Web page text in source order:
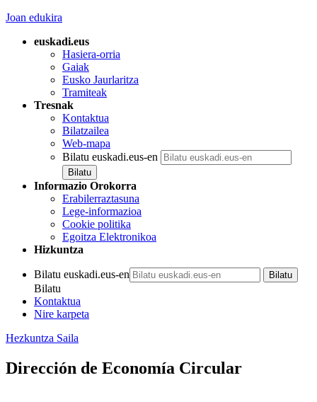
Joan edukira
euskadi.eus
Hasiera-orria
Gaiak
Eusko Jaurlaritza
Tramiteak
Tresnak
Kontaktua
Bilatzailea
Web-mapa
Bilatu euskadi.eus-en
Informazio Orokorra
Erabilerraztasuna
Lege-informazioa
Cookie politika
Egoitza Elektronikoa
Hizkuntza
Bilatu euskadi.eus-en
Bilatu
Kontaktua
Nire karpeta
Hezkuntza Saila
Dirección de Economía Circular